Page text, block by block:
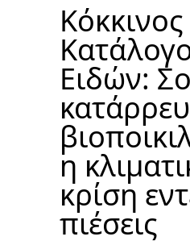
Κόκκινος
Eιδών:
η
κρίση
πιέσεις